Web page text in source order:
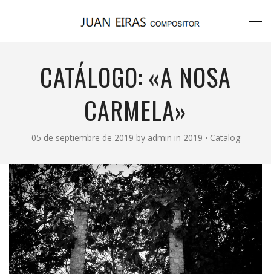
CATÁLOGO: «A NOSA
CARMELA»
05 de septiembre de 2019 by admin in 2019 ⋅ Catalog